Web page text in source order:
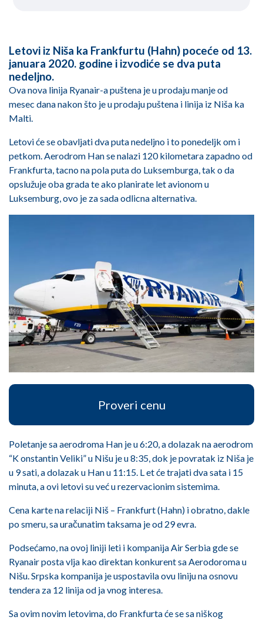
Letovi iz Niša ka Frankfurtu (Hahn) poceće od 13.
januara 2020. godine i izvodiće se dva puta
nedeljno.
Ova nova linija Ryanair-a puštena je u prodaju manje od
mesec dana nakon što je u prodaju puštena i linija iz Niša ka
Malti.
Letovi će se obavljati dva puta nedeljno i to ponedeljk om i
petkom. Aerodrom Han se nalazi 120 kilometara zapadno od
Frankfurta, tacno na pola puta do Luksemburga, tak o da
opslužuje oba grada te ako planirate let avionom u
Luksemburg, ovo je za sada odlicna alternativa.
Proveri cenu
Poletanje sa aerodroma Han je u 6:20, a dolazak na aerodrom
“K onstantin Veliki” u Nišu je u 8:35, dok je povratak iz Niša je
u 9 sati, a dolazak u Han u 11:15. L et će trajati dva sata i 15
minuta, a ovi letovi su već u rezervacionim sistemima.
Cena karte na relaciji Niš – Frankfurt (Hahn) i obratno, dakle
po smeru, sa uračunatim taksama je od 29 evra.
Podsećamo, na ovoj liniji leti i kompanija Air Serbia gde se
Ryanair posta vlja kao direktan konkurent sa Aerodoroma u
Nišu. Srpska kompanija je uspostavila ovu liniju na osnovu
tendera za 12 linija od ja vnog interesa.
Sa ovim novim letovima, do Frankfurta će se sa niškog